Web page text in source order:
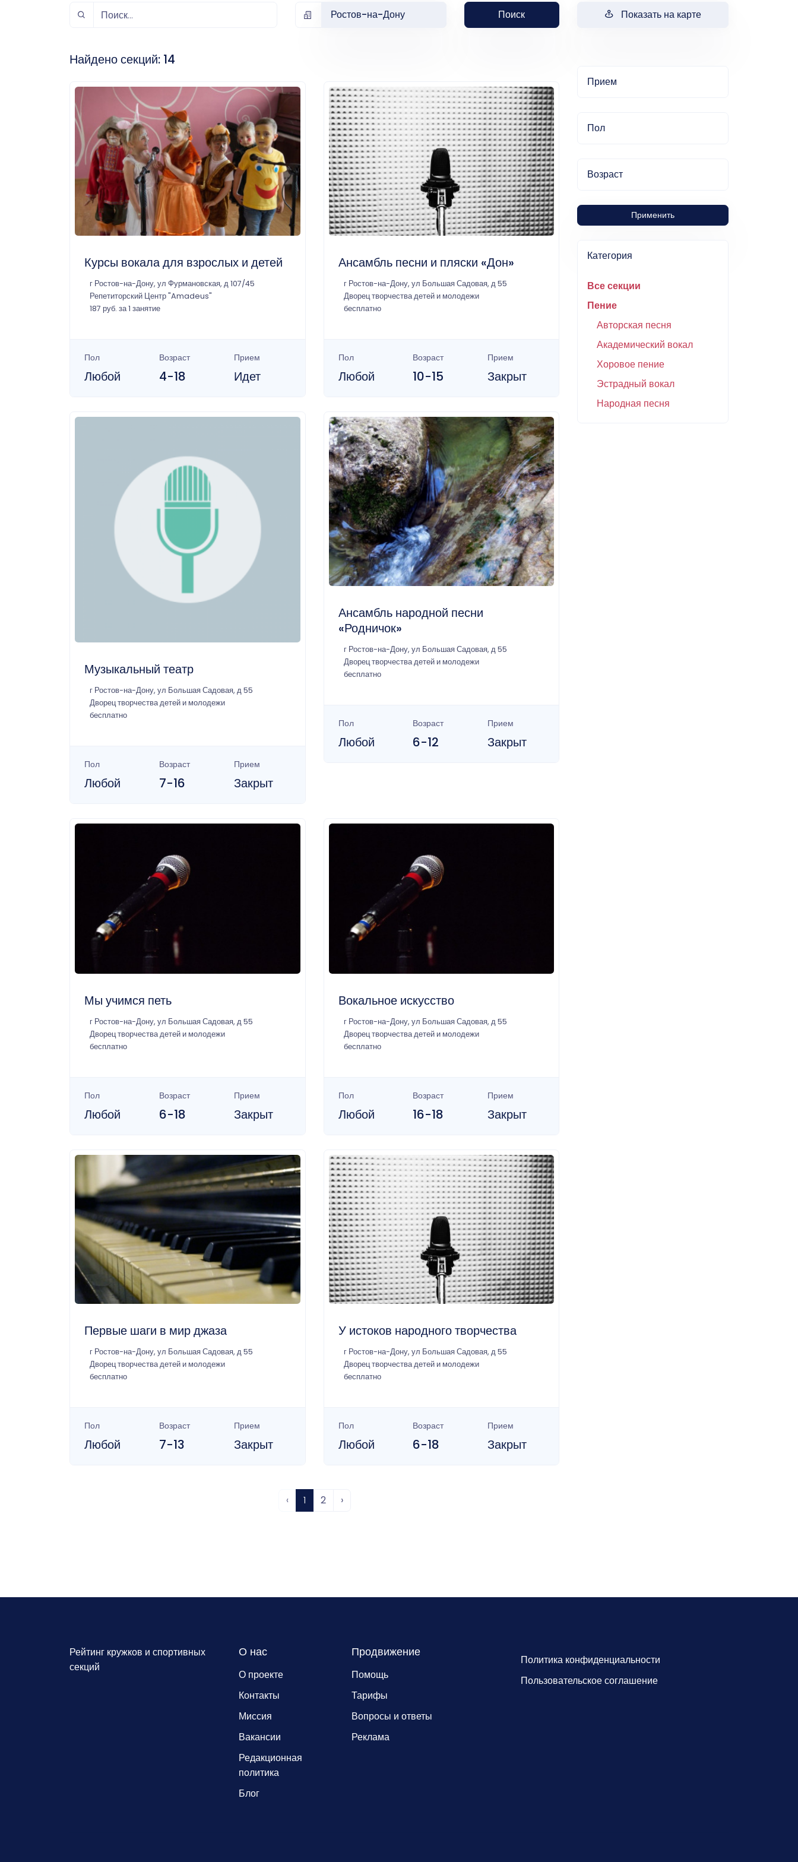
Индивидуально-
Ростов-на-Дону Поиск Показать на карте
Прием
Пол
Возраст
Применить
Категория
Все секции
Пение
Авторская песня
Академический вокал
Хоровое пение
Эстрадный вокал
Народная песня
Найдено секций: 14
Курсы вокала для взрослых и детей
г Ростов-на-Дону, ул Фурмановская, д 107/45
Репетиторский Центр "Amadeus"
187 руб. за 1 занятие
Пол
Любой
Возраст
4-18
Прием
Идет
Ансамбль песни и пляски «Дон»
г Ростов-на-Дону, ул Большая Садовая, д 55
Дворец творчества детей и молодежи
бесплатно
Пол
Любой
Возраст
10-15
Прием
Закрыт
Музыкальный театр
г Ростов-на-Дону, ул Большая Садовая, д 55
Дворец творчества детей и молодежи
бесплатно
Пол
Любой
Возраст
7-16
Прием
Закрыт
Ансамбль народной песни
«Родничок»
г Ростов-на-Дону, ул Большая Садовая, д 55
Дворец творчества детей и молодежи
бесплатно
Пол
Любой
Возраст
6-12
Прием
Закрыт
Мы учимся петь
г Ростов-на-Дону, ул Большая Садовая, д 55
Дворец творчества детей и молодежи
бесплатно
Пол
Любой
Возраст
6-18
Прием
Закрыт
Вокальное искусство
г Ростов-на-Дону, ул Большая Садовая, д 55
Дворец творчества детей и молодежи
бесплатно
Пол
Любой
Возраст
16-18
Прием
Закрыт
Первые шаги в мир джаза
г Ростов-на-Дону, ул Большая Садовая, д 55
Дворец творчества детей и молодежи
бесплатно
Пол
Любой
Возраст
7-13
Прием
Закрыт
У истоков народного творчества
г Ростов-на-Дону, ул Большая Садовая, д 55
Дворец творчества детей и молодежи
бесплатно
Пол
Любой
Возраст
6-18
Прием
Закрыт
‹ 1 2 ›
Рейтинг кружков и спортивных
секций
О нас
О проекте
Контакты
Миссия
Вакансии
Редакционная
политика
Блог
Продвижение
Помощь
Тарифы
Вопросы и ответы
Реклама
Политика конфиденциальности
Пользовательское соглашение